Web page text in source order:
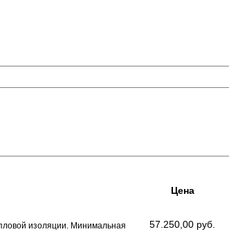
Цена
изоляции. Минимальная
57.250,00 руб.